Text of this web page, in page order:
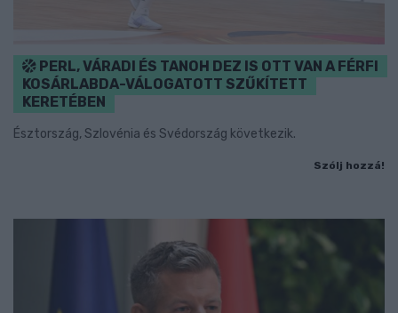
PERL, VÁRADI ÉS TANOH DEZ IS OTT VAN A FÉRFI
KOSÁRLABDA-VÁLOGATOTT SZŰKÍTETT
KERETÉBEN
Észtország, Szlovénia és Svédország következik.
Szólj hozzá!